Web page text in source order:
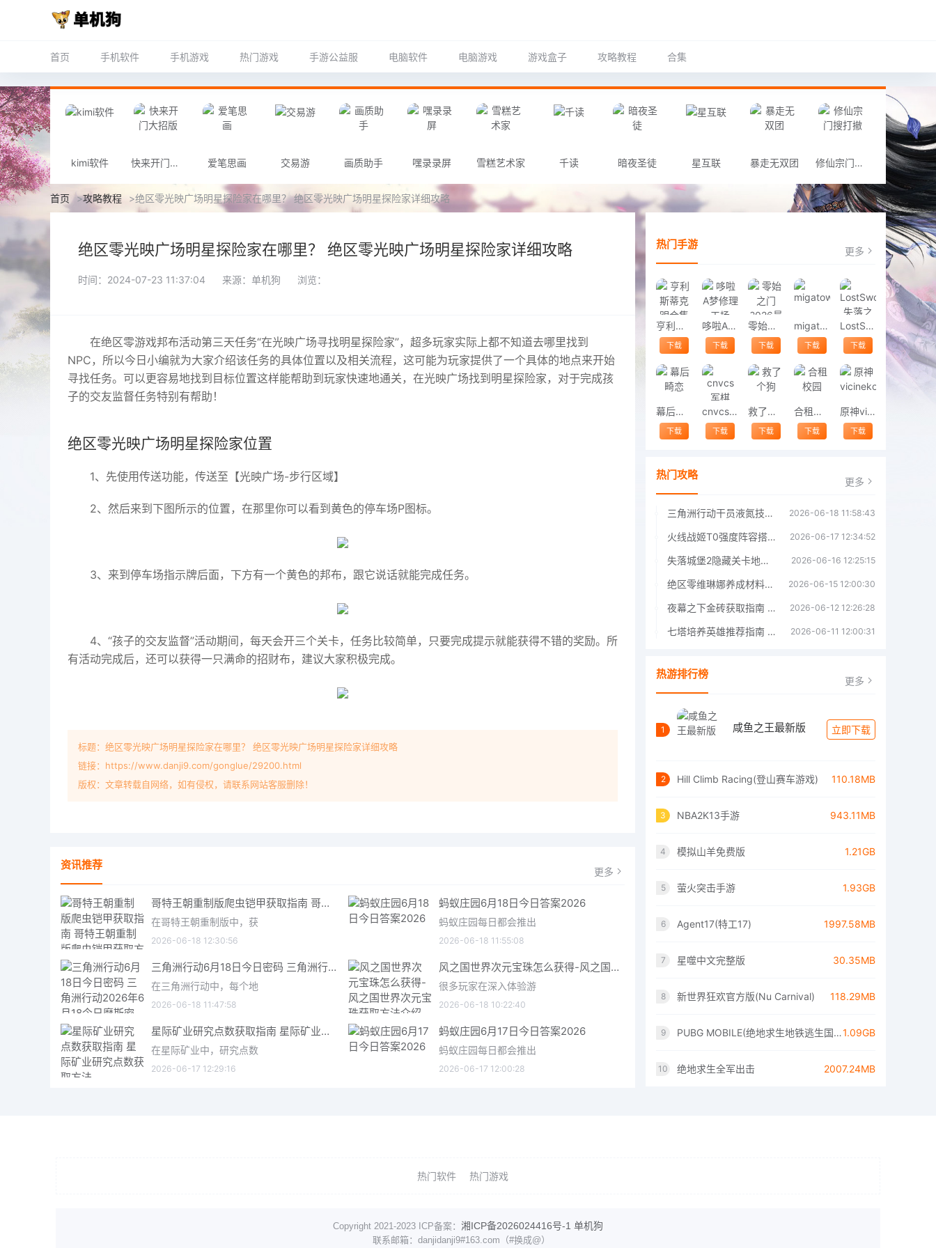
首页 手机软件 手机游戏 热门游戏 手游公益服 电脑软件 电脑游戏 游戏盒子 攻略教程 合集
kimi软件 快来开门大招版 爱笔思画 交易游 画质助手 嘿录录屏 雪糕艺术家 千读 暗夜圣徒 星互联 暴走无双团 修仙宗门搜打撤
首页 >攻略教程 >绝区零光映广场明星探险家在哪里？ 绝区零光映广场明星探险家详细攻略
绝区零光映广场明星探险家在哪里？ 绝区零光映广场明星探险家详细攻略
时间：2024-07-23 11:37:04 来源：单机狗 浏览：
在绝区零游戏邦布活动第三天任务“在光映广场寻找明星探险家”，超多玩家实际上都不知道去哪里找到
NPC，所以今日小编就为大家介绍该任务的具体位置以及相关流程，这可能为玩家提供了一个具体的地点来开始
寻找任务。可以更容易地找到目标位置这样能帮助到玩家快速地通关，在光映广场找到明星探险家，对于完成孩
子的交友监督任务特别有帮助！
绝区零光映广场明星探险家位置
1、先使用传送功能，传送至【光映广场-步行区域】
2、然后来到下图所示的位置，在那里你可以看到黄色的停车场P图标。
3、来到停车场指示牌后面，下方有一个黄色的邦布，跟它说话就能完成任务。
4、“孩子的交友监督”活动期间，每天会开三个关卡，任务比较简单，只要完成提示就能获得不错的奖励。所
有活动完成后，还可以获得一只满命的招财布，建议大家积极完成。
标题：绝区零光映广场明星探险家在哪里？ 绝区零光映广场明星探险家详细攻略
链接：https://www.danji9.com/gonglue/29200.html
版权：文章转载自网络，如有侵权，请联系网站客服删除！
资讯推荐 更多
哥特王朝重制版爬虫铠甲获取指南 哥特王朝重制版爬虫铠甲获取方法
在哥特王朝重制版中，获
2026-06-18 12:30:56
蚂蚁庄园6月18日今日答案2026
蚂蚁庄园每日都会推出
2026-06-18 11:55:08
三角洲行动6月18日今日密码 三角洲行动2026年6月18今日摩斯密码分享
在三角洲行动中，每个地
2026-06-18 11:47:58
风之国世界次元宝珠怎么获得-风之国世界次元宝珠获取方法介绍
很多玩家在深入体验游
2026-06-18 10:22:40
星际矿业研究点数获取指南 星际矿业研究点数获取方法
在星际矿业中，研究点数
2026-06-17 12:29:16
蚂蚁庄园6月17日今日答案2026
蚂蚁庄园每日都会推出
2026-06-17 12:00:28
热门手游 更多
亨利斯蒂克明合集
下载
哆啦A梦修理工场
下载
零始之门2026最新版
下载
migatowemyworld1.68
下载
LostSword失落之剑
下载
幕后畸恋
下载
cnvcs军棋
下载
救了个狗
下载
合租校园
下载
原神vicineko
下载
热门攻略 更多
三角洲行动干员液氮技能效果详解 三角洲行动干员液氮技能介绍 2026-06-18 11:58:43
火线战姬T0强度阵容搭配推荐 火线战姬T0强度阵容哪个好 2026-06-17 12:34:52
失落城堡2隐藏关卡地图解锁指南 2026-06-16 12:25:15
绝区零维琳娜养成材料汇总指南 2026-06-15 12:00:30
夜幕之下金砖获取指南 夜幕之下金砖获取方法 2026-06-12 12:26:28
七塔培养英雄推荐指南 七塔培养哪个英雄好 2026-06-11 12:00:31
热游排行榜 更多
1 咸鱼之王最新版 立即下载
2 Hill Climb Racing(登山赛车游戏) 110.18MB
3 NBA2K13手游 943.11MB
4 模拟山羊免费版 1.21GB
5 萤火突击手游 1.93GB
6 Agent17(特工17) 1997.58MB
7 星噬中文完整版 30.35MB
8 新世界狂欢官方版(Nu Carnival) 118.29MB
9 PUBG MOBILE(绝地求生地铁逃生国际服)1.09GB
10 绝地求生全军出击 2007.24MB
热门软件 热门游戏
Copyright 2021-2023 ICP备案： 湘ICP备2026024416号-1 单机狗
联系邮箱：danjidanji9#163.com（#换成@）